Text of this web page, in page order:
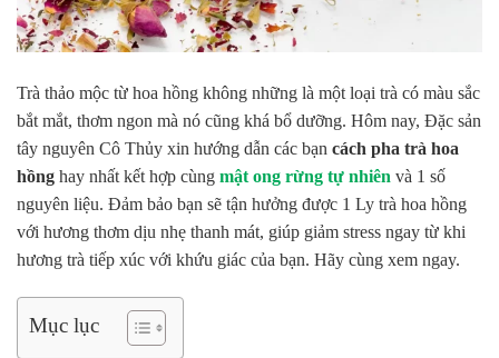
Trà thảo mộc từ hoa hồng không những là một loại trà có màu sắc
bắt mắt, thơm ngon mà nó cũng khá bổ dưỡng. Hôm nay, Đặc sản
tây nguyên Cô Thủy xin hướng dẫn các bạn cách pha trà hoa
hồng hay nhất kết hợp cùng mật ong rừng tự nhiên và 1 số
nguyên liệu. Đảm bảo bạn sẽ tận hưởng được 1 Ly trà hoa hồng
với hương thơm dịu nhẹ thanh mát, giúp giảm stress ngay từ khi
hương trà tiếp xúc với khứu giác của bạn. Hãy cùng xem ngay.
Mục lục